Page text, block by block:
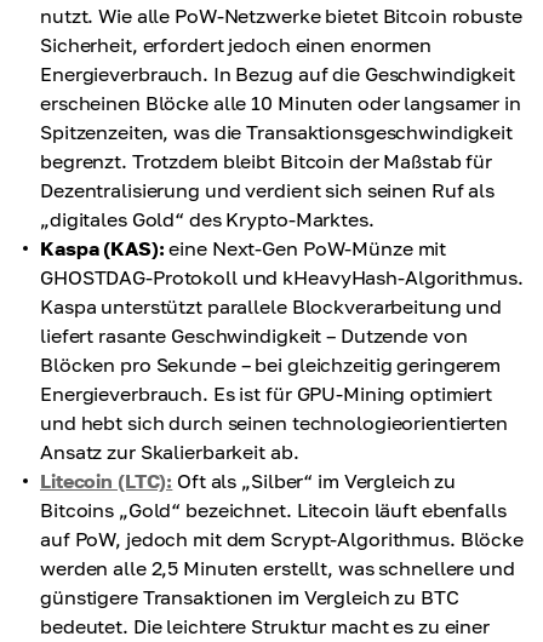
nutzt. Wie alle PoW-Netzwerke bietet Bitcoin robuste
Sicherheit, erfordert jedoch einen enormen
Energieverbrauch. In Bezug auf die Geschwindigkeit
erscheinen Blöcke alle 10 Minuten oder langsamer in
Spitzenzeiten, was die Transaktionsgeschwindigkeit
begrenzt. Trotzdem bleibt Bitcoin der Maßstab für
Dezentralisierung und verdient sich seinen Ruf als
„digitales Gold“ des Krypto-Marktes.
Kaspa (KAS): eine Next-Gen PoW-Münze mit
GHOSTDAG-Protokoll und kHeavyHash-Algorithmus.
Kaspa unterstützt parallele Blockverarbeitung und
liefert rasante Geschwindigkeit – Dutzende von
Blöcken pro Sekunde – bei gleichzeitig geringerem
Energieverbrauch. Es ist für GPU-Mining optimiert
und hebt sich durch seinen technologieorientierten
Ansatz zur Skalierbarkeit ab.
Litecoin (LTC): Oft als „Silber“ im Vergleich zu
Bitcoins „Gold“ bezeichnet. Litecoin läuft ebenfalls
auf PoW, jedoch mit dem Scrypt-Algorithmus. Blöcke
werden alle 2,5 Minuten erstellt, was schnellere und
günstigere Transaktionen im Vergleich zu BTC
bedeutet. Die leichtere Struktur macht es zu einer